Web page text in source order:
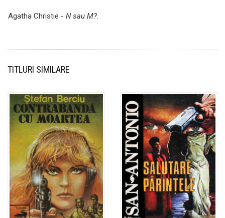
Agatha Christie - N sau M?.
TITLURI SIMILARE